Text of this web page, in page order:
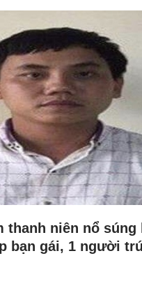
thanh niên nổ súng
bạn gái, 1 người